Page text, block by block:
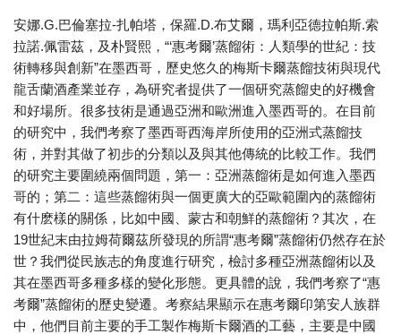
安娜.G.巴倫塞拉-扎帕塔，保羅.D.布艾爾，瑪利亞德拉帕斯.索
拉諾.佩雷茲，及朴賢熙，“‘惠考爾’蒸餾術：人類學的世紀：技
術轉移與創新”在墨西哥，歷史悠久的梅斯卡爾蒸餾技術與現代
龍舌蘭酒產業並存，為研究者提供了一個研究蒸餾史的好機會
和好場所。很多技術是通過亞洲和歐洲進入墨西哥的。在目前
的研究中，我們考察了墨西哥西海岸所使用的亞洲式蒸餾技
術，并對其做了初步的分類以及與其他傳統的比較工作。我們
的研究主要圍繞兩個問題，第一：亞洲蒸餾術是如何進入墨西
哥的；第二：這些蒸餾術與一個更廣大的亞歐範圍內的蒸餾術
有什麽樣的關係，比如中國、蒙古和朝鮮的蒸餾術？其次，在
19世紀末由拉姆荷爾茲所發現的所謂“惠考爾”蒸餾術仍然存在於
世？我們從民族志的角度進行研究，檢討多種亞洲蒸餾術以及
其在墨西哥多種多樣的變化形態。更具體的說，我們考察了“惠
考爾”蒸餾術的歷史變遷。考察結果顯示在惠考爾印第安人族群
中，他們目前主要的手工製作梅斯卡爾酒的工藝，主要是中國